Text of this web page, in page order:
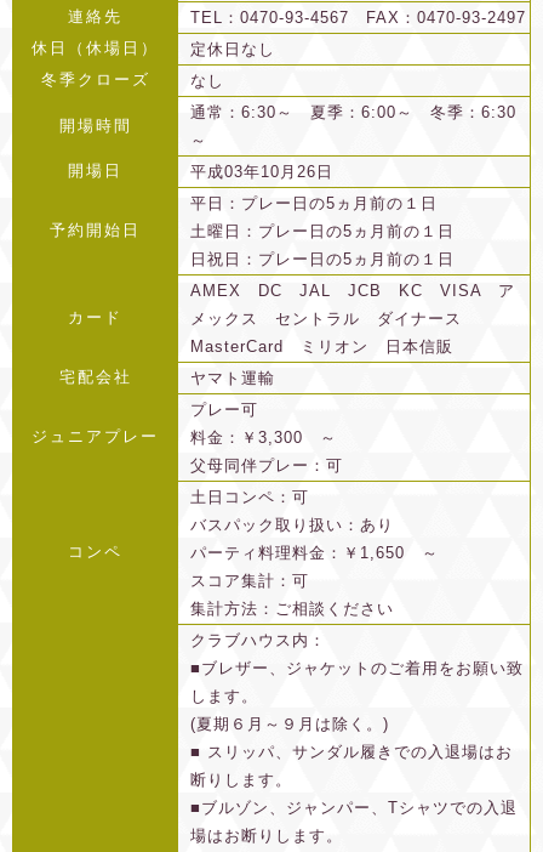
連絡先
TEL：0470-93-4567 FAX：0470-93-2497
休日（休場日）
定休日なし
冬季クローズ
なし
開場時間
通常：6:30～ 夏季：6:00～ 冬季：6:30
～
開場日
平成03年10月26日
予約開始日
平日：プレー日の5ヵ月前の１日
土曜日：プレー日の5ヵ月前の１日
日祝日：プレー日の5ヵ月前の１日
カード
AMEX DC JAL JCB KC VISA ア
メックス セントラル ダイナース
MasterCard ミリオン 日本信販
宅配会社
ヤマト運輸
ジュニアプレー
プレー可
料金：￥3,300 ～
父母同伴プレー：可
コンペ
土日コンペ：可
バスパック取り扱い：あり
パーティ料理料金：￥1,650 ～
スコア集計：可
集計方法：ご相談ください
クラブハウス内：
■ブレザー、ジャケットのご着用をお願い致
します。
(夏期６月～９月は除く。)
■ スリッパ、サンダル履きでの入退場はお
断りします。
■ブルゾン、ジャンパー、Tシャツでの入退
場はお断りします。